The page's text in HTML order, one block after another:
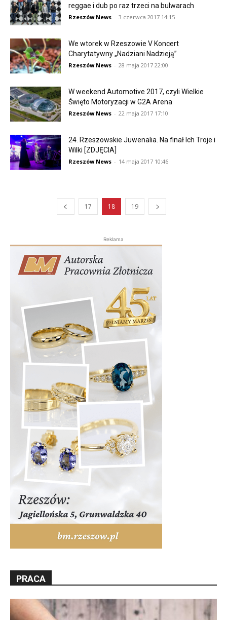
reggae i dub po raz trzeci na bulwarach
Rzeszów News - 3 czerwca 2017 14:15
We wtorek w Rzeszowie V Koncert
Charytatywny „Nadziani Nadzieją”
Rzeszów News - 28 maja 2017 22:00
W weekend Automotive 2017, czyli Wielkie
Święto Motoryzacji w G2A Arena
Rzeszów News - 22 maja 2017 17:10
24. Rzeszowskie Juwenalia. Na finał Ich Troje i
Wilki [ZDJĘCIA]
Rzeszów News - 14 maja 2017 10:46
17 18 19
Reklama
PRACA